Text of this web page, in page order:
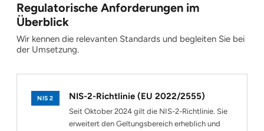
Regulatorische Anforderungen im
Überblick
Wir kennen die relevanten Standards und begleiten Sie bei
der Umsetzung.
NIS 2 NIS-2-Richtlinie (EU 2022/2555)
Seit Oktober 2024 gilt die NIS-2-Richtlinie. Sie
erweitert den Geltungsbereich erheblich und